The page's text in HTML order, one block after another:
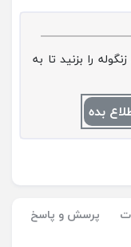
را بزنید تا به
بده
پرسش و پاسخ